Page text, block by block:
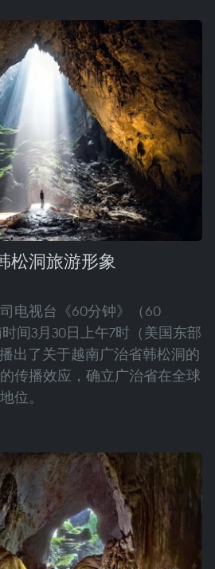
松洞旅游形象
电视台《60分钟》（60
间3月30日上午7时（美国东部
出了关于越南广治省韩松洞的
传播效应，确立广治省在全球
位。